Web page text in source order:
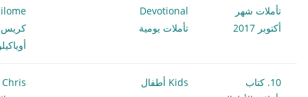
تأملات شهر
أكتوبر 2017
Devotional
تأملات يومية
كريس
10. كتاب
Kids أطفال
Chris